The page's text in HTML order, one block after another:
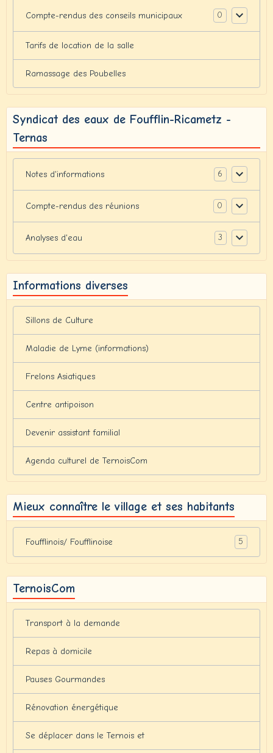
Compte-rendus des conseils municipaux 0
Tarifs de location de la salle
Ramassage des Poubelles
Syndicat des eaux de Foufflin-Ricametz -
Ternas
Notes d'informations 6
Compte-rendus des réunions 0
Analyses d'eau 3
Informations diverses
Sillons de Culture
Maladie de Lyme (informations)
Frelons Asiatiques
Centre antipoison
Devenir assistant familial
Agenda culturel de TernoisCom
Mieux connaître le village et ses habitants
Foufflinois/ Foufflinoise 5
TernoisCom
Transport à la demande
Repas à domicile
Pauses Gourmandes
Rénovation énergétique
Se déplacer dans le Ternois et